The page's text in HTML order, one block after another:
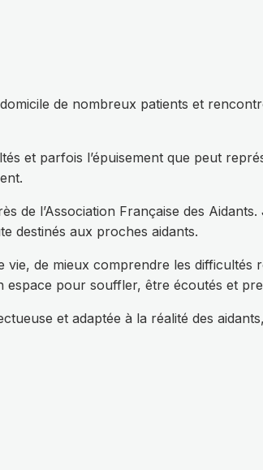
de nombreux patients et
et parfois l’épuisement que peut
de l’Association Française des
destinés aux proches aidants.
vie, de mieux comprendre les
pour souffler, être écoutés et
et adaptée à la réalité des